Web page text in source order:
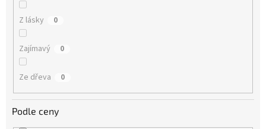
Z lásky 0
Zajímavý 0
Ze dřeva 0
Podle ceny